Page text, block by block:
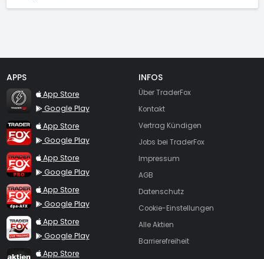
APPS
TraderFox Flash
App Store
Google Play
TraderFox App
App Store
Google Play
TraderFox Pro
App Store
Google Play
TraderFox dpa-AFX ProFeed
App Store
Google Play
TraderFox Live Trading
App Store
Google Play
TraderFox aktien Magazin
App Store
INFOS
Über TraderFox
Kontakt
Vertrag Kündigen
Jobs bei TraderFox
Impressum
AGB
Datenschutz
Cookie-Einstellungen
Alle Aktien
Barrierefreiheit